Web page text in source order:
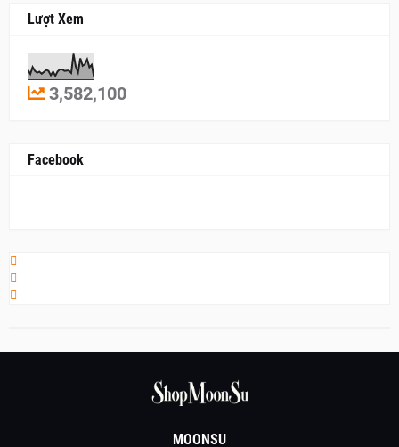
Lượt Xem
3,582,100
Facebook
MOONSU